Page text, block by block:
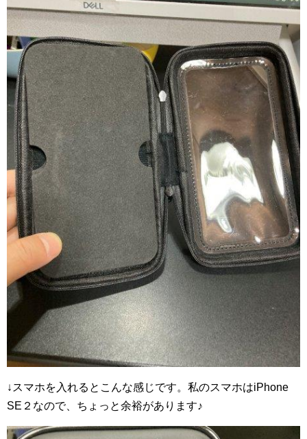
↓スマホを入れるとこんな感じです。私のスマホはiPhone
SE２なので、ちょっと余裕があります♪